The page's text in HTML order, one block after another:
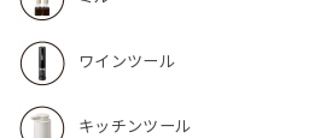
ワインツール
キッチンツール